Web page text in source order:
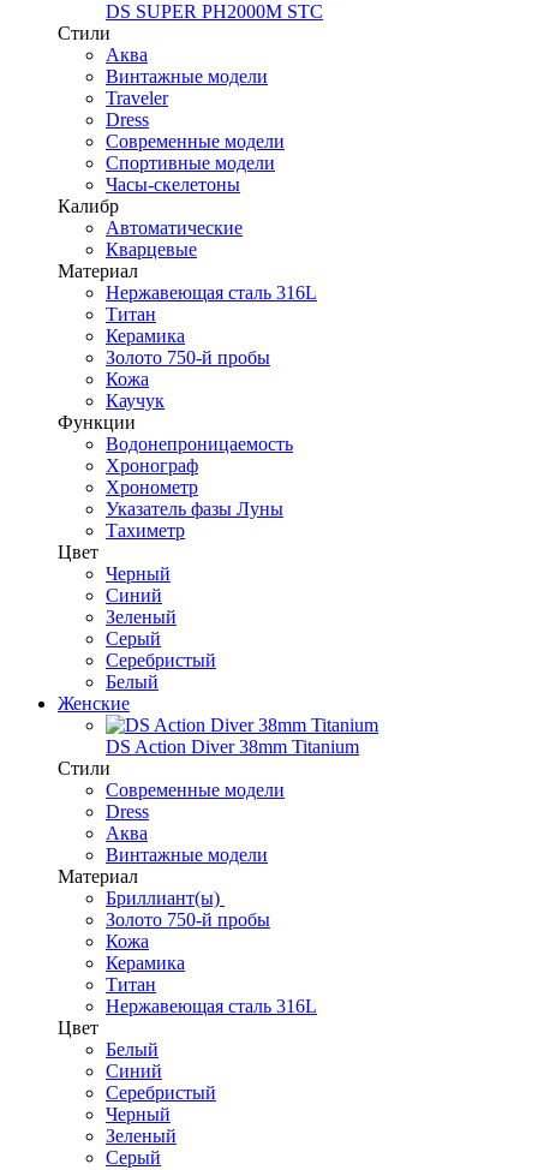
DS SUPER PH2000M STC
Стили
Аква
Винтажные модели
Traveler
Dress
Современные модели
Спортивные модели
Часы-скелетоны
Калибр
Автоматические
Кварцевые
Материал
Нержавеющая сталь 316L
Титан
Керамика
Золото 750-й пробы
Кожа
Каучук
Функции
Водонепроницаемость
Хронограф
Хронометр
Указатель фазы Луны
Тахиметр
Цвет
Черный
Синий
Зеленый
Серый
Серебристый
Белый
Женские
DS Action Diver 38mm Titanium
Стили
Современные модели
Dress
Аква
Винтажные модели
Материал
Бриллиант(ы)
Золото 750-й пробы
Кожа
Керамика
Титан
Нержавеющая сталь 316L
Цвет
Белый
Синий
Серебристый
Черный
Зеленый
Серый